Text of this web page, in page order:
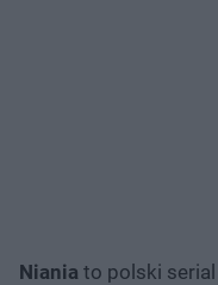
Niania to polski